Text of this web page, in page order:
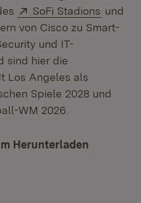
Extern:
SoFi Stadions und
von Cisco zu Smart-
und IT-
sind hier die
Los Angeles als
Spiele 2028 und
WM 2026.
Herunterladen